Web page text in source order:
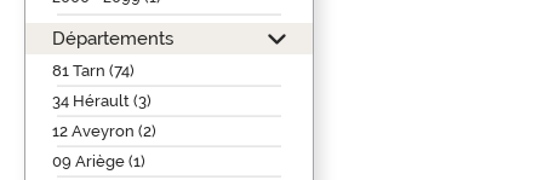
Départements
81 Tarn (74)
34 Hérault (3)
12 Aveyron (2)
09 Ariège (1)